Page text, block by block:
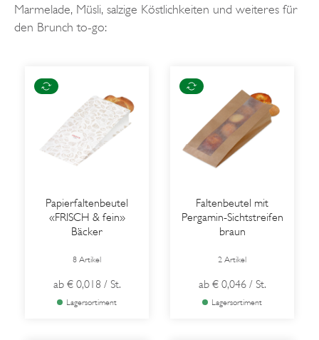
Marmelade, Müsli, salzige Köstlichkeiten und weiteres für
den Brunch to-go:
Papierfaltenbeutel
«FRISCH & fein»
Bäcker
8 Artikel
ab € 0,018 / St.
Lagersortiment
Faltenbeutel mit
Pergamin-Sichtstreifen
braun
2 Artikel
ab € 0,046 / St.
Lagersortiment